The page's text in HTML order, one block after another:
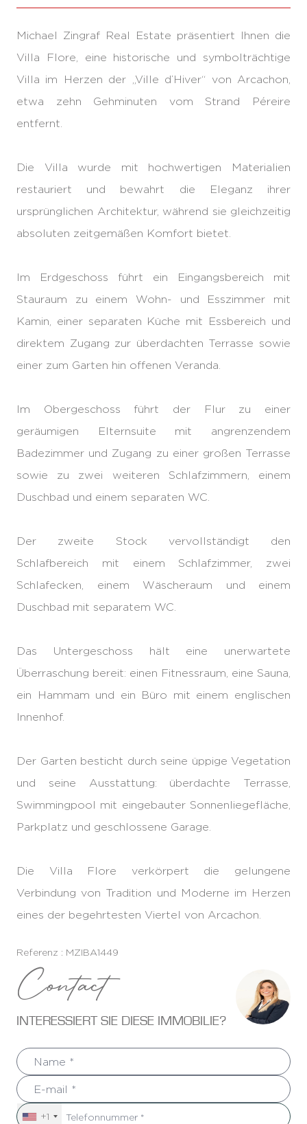
Michael Zingraf Real Estate präsentiert Ihnen die
Villa Flore, eine historische und symbolträchtige
Villa im Herzen der „Ville d’Hiver“ von Arcachon,
etwa zehn Gehminuten vom Strand Péreire
entfernt.
Die Villa wurde mit hochwertigen Materialien
restauriert und bewahrt die Eleganz ihrer
ursprünglichen Architektur, während sie gleichzeitig
absoluten zeitgemäßen Komfort bietet.
Im Erdgeschoss führt ein Eingangsbereich mit
Stauraum zu einem Wohn- und Esszimmer mit
Kamin, einer separaten Küche mit Essbereich und
direktem Zugang zur überdachten Terrasse sowie
einer zum Garten hin offenen Veranda.
Im Obergeschoss führt der Flur zu einer
geräumigen Elternsuite mit angrenzendem
Badezimmer und Zugang zu einer großen Terrasse
sowie zu zwei weiteren Schlafzimmern, einem
Duschbad und einem separaten WC.
Der zweite Stock vervollständigt den
Schlafbereich mit einem Schlafzimmer, zwei
Schlafecken, einem Wäscheraum und einem
Duschbad mit separatem WC.
Das Untergeschoss hält eine unerwartete
Überraschung bereit: einen Fitnessraum, eine Sauna,
ein Hammam und ein Büro mit einem englischen
Innenhof.
Der Garten besticht durch seine üppige Vegetation
und seine Ausstattung: überdachte Terrasse,
Swimmingpool mit eingebauter Sonnenliegefläche,
Parkplatz und geschlossene Garage.
Die Villa Flore verkörpert die gelungene
Verbindung von Tradition und Moderne im Herzen
eines der begehrtesten Viertel von Arcachon.
Referenz : MZIBA1449
Contact
INTERESSIERT SIE DIESE IMMOBILIE?
+1